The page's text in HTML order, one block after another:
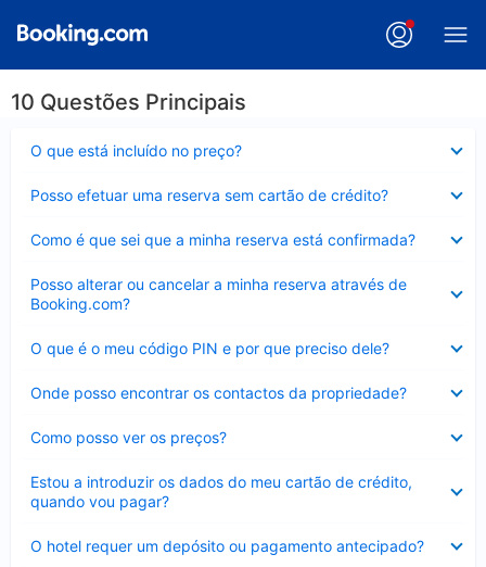
10 Questões Principais
O que está incluído no preço?
fechado
Posso efetuar uma reserva sem cartão de crédito?
fechado
Como é que sei que a minha reserva está confirmada?
fechado
Posso alterar ou cancelar a minha reserva através de
Booking.com?
fechado
O que é o meu código PIN e por que preciso dele?
fechado
Onde posso encontrar os contactos da propriedade?
fechado
Como posso ver os preços?
fechado
Estou a introduzir os dados do meu cartão de crédito,
quando vou pagar?
fechado
O hotel requer um depósito ou pagamento antecipado?
fechado